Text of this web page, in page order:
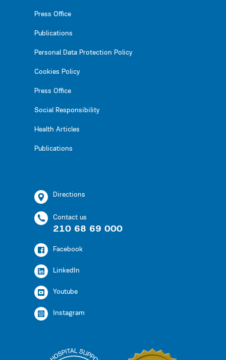
Press Office
Publications
Personal Data Protection Policy
Cookies Policy
Press Office
Social Responsibility
Health Articles
Publications
Directions
Contact us
210 68 69 000
Facebook
LinkedIn
Youtube
Instagram